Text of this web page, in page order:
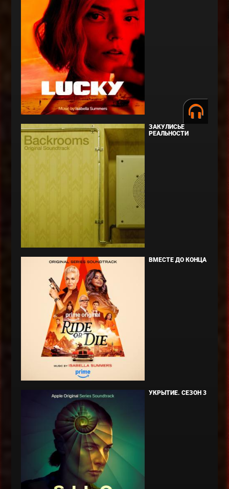
ЗАКУЛИСЬЕ
РЕАЛЬНОСТИ
ВМЕСТЕ ДО КОНЦА
УКРЫТИЕ. СЕЗОН 3